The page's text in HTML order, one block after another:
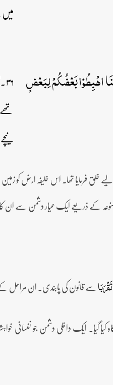
اہۡبِطُوۡا بَعۡضُکُمۡ لِبَعۡضٍ
کے لیے خلق فرمایا تھا۔ اس خلیفہ
کے ذریعے ایک عیار دشمن سے ان کا
سے قانون کی پابندی۔ ان مراحل
گیا۔ ایک داخلی دشمن جو نفسانی